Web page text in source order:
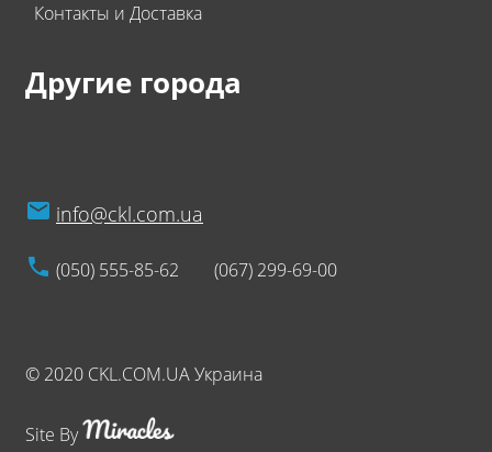
Контакты и Доставка
Другие города
info@ckl.com.ua
(050) 555-85-62 (067) 299-69-00
© 2020 CKL.COM.UA Украина
Site By